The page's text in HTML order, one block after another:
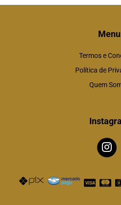
Menu
Termos e
Política de
Quem